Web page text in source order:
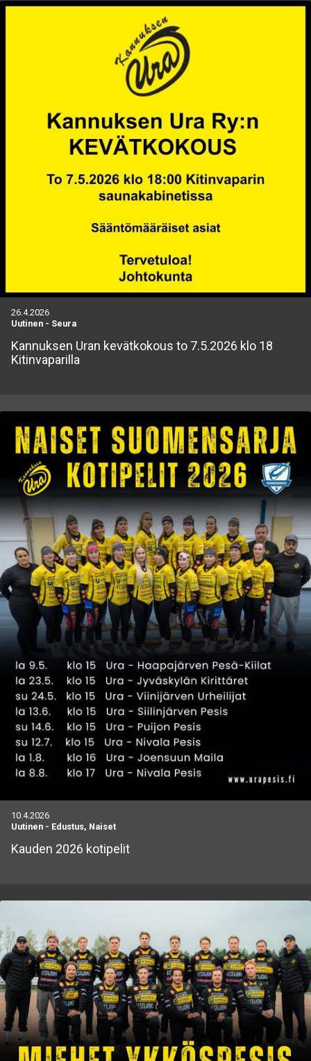
26.4.2026
Uutinen - Seura
Kannuksen Uran kevätkokous to 7.5.2026 klo 18
Kitinvaparilla
10.4.2026
Uutinen - Edustus, Naiset
Kauden 2026 kotipelit